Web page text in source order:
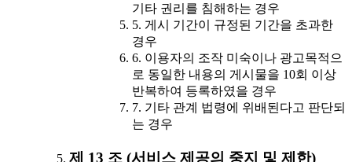
기타 권리를 침해하는 경우
5. 게시 기간이 규정된 기간을 초과한
경우
6. 이용자의 조작 미숙이나 광고목적으
로 동일한 내용의 게시물을 10회 이상
반복하여 등록하였을 경우
7. 기타 관계 법령에 위배된다고 판단되
는 경우
제 13 조 (서비스 제공의 중지 및 제한)